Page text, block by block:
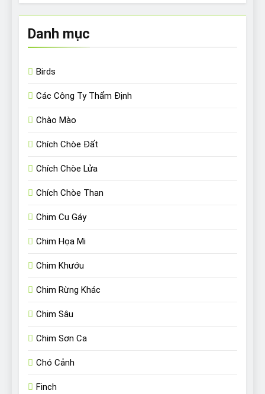
Danh mục
Birds
Các Công Ty Thẩm Định
Chào Mào
Chích Chòe Đất
Chích Chòe Lửa
Chích Chòe Than
Chim Cu Gáy
Chim Họa Mi
Chim Khướu
Chim Rừng Khác
Chim Sâu
Chim Sơn Ca
Chó Cảnh
Finch